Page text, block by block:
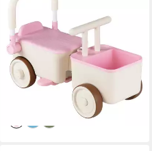
Lauflernwagen 3 in 1
Kinderwagen, Rutscherauto,
(1-tlg), mit Stauraum, Zugseil,
klappbarem Griff
45,99 €
65,99 €
-30%
lieferbar - in 3-4 Werktagen bei dir